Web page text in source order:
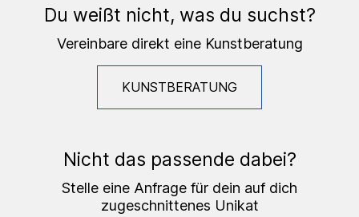
Du weißt nicht, was du suchst?
Vereinbare direkt eine Kunstberatung
KUNSTBERATUNG
Nicht das passende dabei?
Stelle eine Anfrage für dein auf dich
zugeschnittenes Unikat